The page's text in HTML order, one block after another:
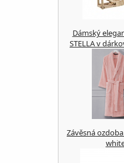
Dámský
STELLA v
Závěsná